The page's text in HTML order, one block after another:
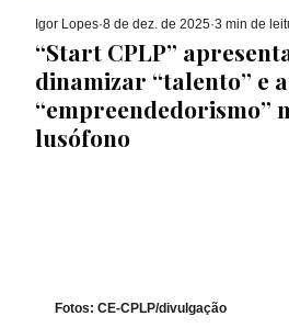
“Start CPLP”
dinamizar “talento” e
“empreendedorismo”
lusófono
Ígor Lopes 8 de dez. de 2025 3 min de
Fotos: CE-CPLP/divulgação